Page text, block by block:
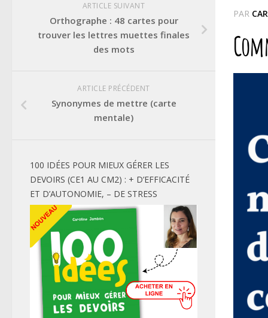
PAR
ARTICLE SUIVANT
Orthographe : 48 cartes pour
trouver les lettres muettes finales
des mots
ARTICLE PRÉCÉDENT
Synonymes de mettre (carte
mentale)
100 IDÉES POUR MIEUX GÉRER LES
DEVOIRS (CE1 AU CM2) : + D’EFFICACITÉ
ET D’AUTONOMIE, – DE STRESS